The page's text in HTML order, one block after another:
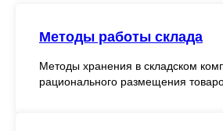
Методы работы склада
Методы хранения в складском
рационального размещения